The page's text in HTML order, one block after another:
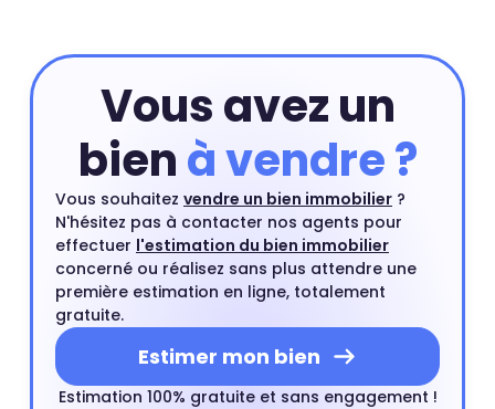
Vous avez un
bienà vendre ?
Vous souhaitez vendre un bien immobilier ?
N'hésitez pas à contacter nos agents pour
effectuer l'estimation du bien immobilier
concerné ou réalisez sans plus attendre une
première estimation en ligne, totalement
gratuite.
Estimer mon bien
Estimation 100% gratuite et sans engagement !